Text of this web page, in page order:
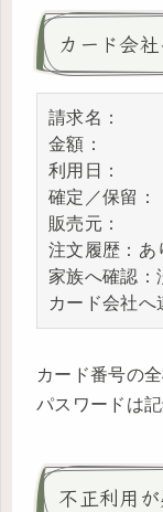
カード会
請求名：
金額：
利用日：
確定／保留：
販売元：
注文履歴：あ
家族へ確認：
カード会社へ
カード番号の
パスワードは
不正利用